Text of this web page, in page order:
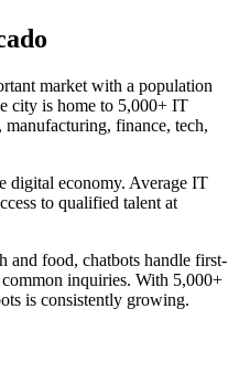
market with a population
city is home to 5,000+ IT
finance, tech,
digital economy. Average IT
to qualified talent at
and food, chatbots handle first-
inquiries. With 5,000+
is consistently growing.